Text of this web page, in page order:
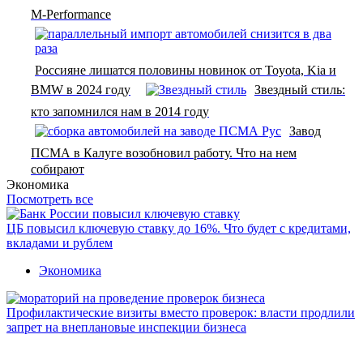
M-Performance
Россияне лишатся половины новинок от Toyota, Kia и
BMW в 2024 году
Звездный стиль:
кто запомнился нам в 2014 году
Завод
ПСМА в Калуге возобновил работу. Что на нем
собирают
Экономика
Посмотреть все
ЦБ повысил ключевую ставку до 16%. Что будет с кредитами,
вкладами и рублем
Экономика
Профилактические визиты вместо проверок: власти продлили
запрет на внеплановые инспекции бизнеса